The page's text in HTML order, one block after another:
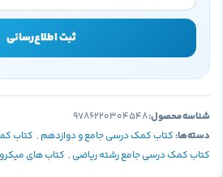
ثبت اطلاع‌رسانی
شناسه محصول:9786220304548
دسته‌ها:کتاب کمک درسی جامع و دوازدهم , کتاب
کتاب کمک درسی جامع رشته ریاضی , کتاب های